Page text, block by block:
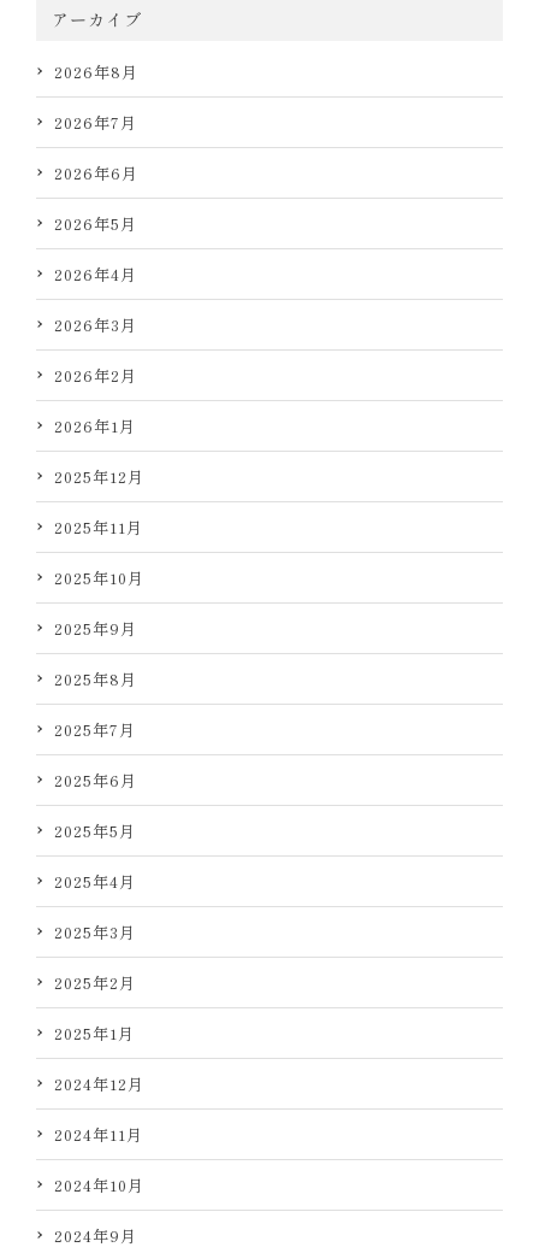
アーカイブ
2026年8月
2026年7月
2026年6月
2026年5月
2026年4月
2026年3月
2026年2月
2026年1月
2025年12月
2025年11月
2025年10月
2025年9月
2025年8月
2025年7月
2025年6月
2025年5月
2025年4月
2025年3月
2025年2月
2025年1月
2024年12月
2024年11月
2024年10月
2024年9月